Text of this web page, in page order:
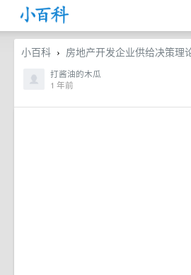
小百科 › 房地产开发企业供给决策理
打酱油的木瓜
1 年前